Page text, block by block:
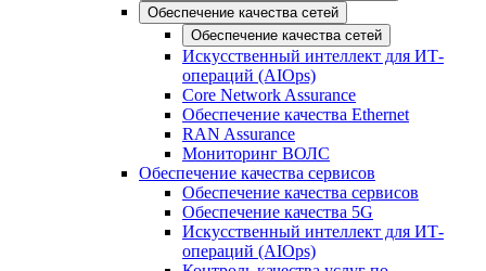
Обеспечение качества сетей
Обеспечение качества сетей
Искусственный интеллект для ИТ-
операций (AIOps)
Core Network Assurance
Обеспечение качества Ethernet
RAN Assurance
Мониторинг ВОЛС
Обеспечение качества сервисов
Обеспечение качества сервисов
Обеспечение качества 5G
Искусственный интеллект для ИТ-
операций (AIOps)